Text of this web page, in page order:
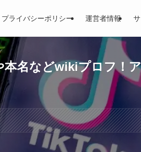
プライバシーポリシー 運営者情報
名などwikiプロフ！